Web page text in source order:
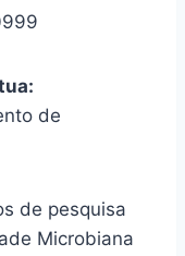
de
de pesquisa
Microbiana